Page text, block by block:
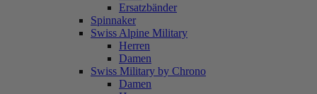
Ersatzbänder
Spinnaker
Swiss Alpine Military
Herren
Damen
Swiss Military by Chrono
Damen